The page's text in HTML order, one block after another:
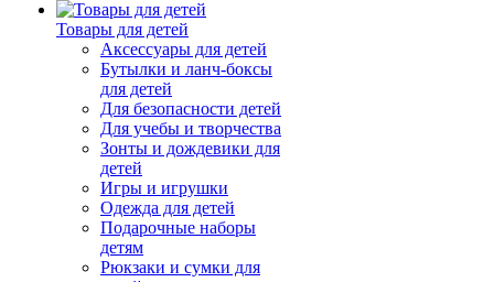
Товары для детей
Аксессуары для детей
Бутылки и ланч-боксы
для детей
Для безопасности детей
Для учебы и творчества
Зонты и дождевики для
детей
Игры и игрушки
Одежда для детей
Подарочные наборы
детям
Рюкзаки и сумки для